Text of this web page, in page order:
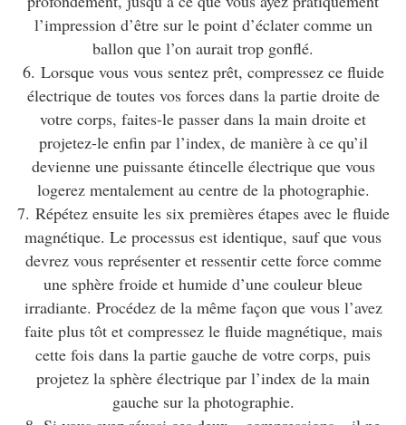
l’impression d’être sur le point d’éclater comme un
ballon que l’on aurait trop gonflé.
6. Lorsque vous vous sentez prêt, compressez ce fluide
électrique de toutes vos forces dans la partie droite de
votre corps, faites-le passer dans la main droite et
projetez-le enfin par l’index, de manière à ce qu’il
devienne une puissante étincelle électrique que vous
logerez mentalement au centre de la photographie.
7. Répétez ensuite les six premières étapes avec le fluide
magnétique. Le processus est identique, sauf que vous
devrez vous représenter et ressentir cette force comme
une sphère froide et humide d’une couleur bleue
irradiante. Procédez de la même façon que vous l’avez
faite plus tôt et compressez le fluide magnétique, mais
cette fois dans la partie gauche de votre corps, puis
projetez la sphère électrique par l’index de la main
gauche sur la photographie.